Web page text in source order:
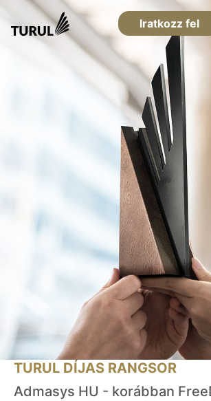
Iratkozz fel
TURUL DÍJAS RANGSOR
Admasys HU - korábban